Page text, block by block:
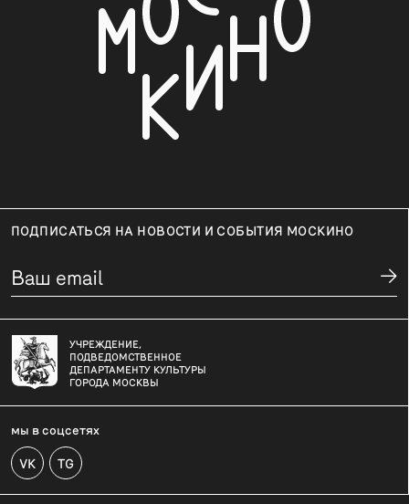
ПОДПИСАТЬСЯ НА НОВОСТИ И СОБЫТИЯ МОСКИНО
УЧРЕЖДЕНИЕ,
ПОДВЕДОМСТВЕННОЕ
ДЕПАРТАМЕНТУ КУЛЬТУРЫ
ГОРОДА МОСКВЫ
мы в соцсетях
VK TG